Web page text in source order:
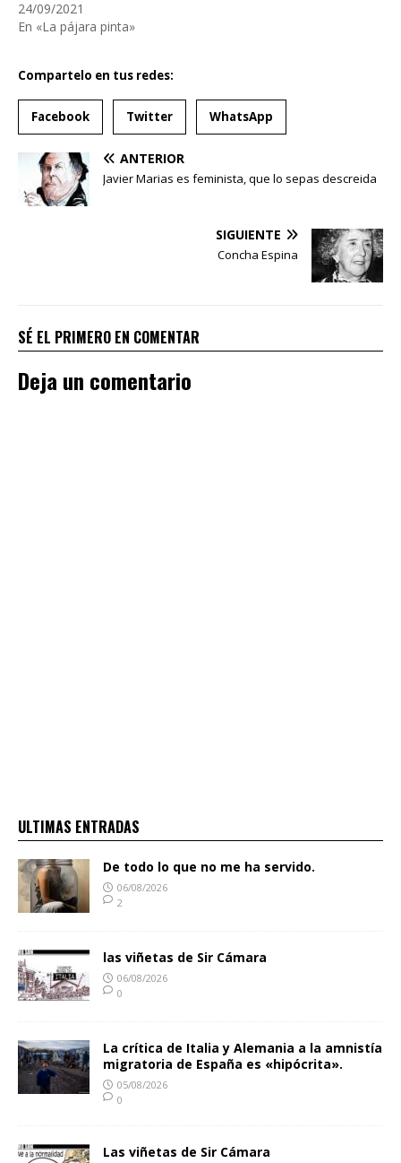
24/09/2021
En «La pájara pinta»
Compartelo en tus redes:
Facebook Twitter WhatsApp
ANTERIOR
Javier Marias es feminista, que lo sepas descreida
SIGUIENTE
Concha Espina
SÉ EL PRIMERO EN COMENTAR
Deja un comentario
ULTIMAS ENTRADAS
De todo lo que no me ha servido.
06/08/2026
2
las viñetas de Sir Cámara
06/08/2026
0
La crítica de Italia y Alemania a la amnistía
migratoria de España es «hipócrita».
05/08/2026
0
Las viñetas de Sir Cámara